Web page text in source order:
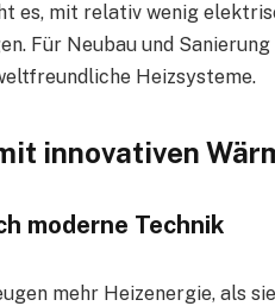
es, mit relativ wenig
Für Neubau und
Heizsysteme.
innovativen
moderne Technik
mehr Heizenergie, als